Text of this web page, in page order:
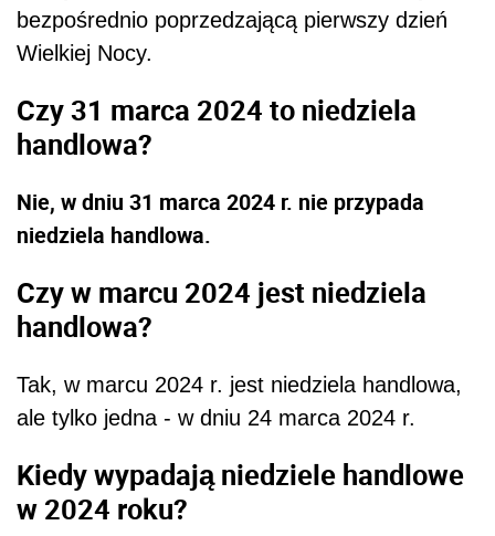
bezpośrednio poprzedzającą pierwszy dzień
Wielkiej Nocy.
Czy 31 marca 2024 to niedziela
handlowa?
Nie, w dniu 31 marca 2024 r. nie przypada
niedziela handlowa.
Czy w marcu 2024 jest niedziela
handlowa?
Tak, w marcu 2024 r. jest niedziela handlowa,
ale tylko jedna - w dniu 24 marca 2024 r.
Kiedy wypadają niedziele handlowe
w 2024 roku?